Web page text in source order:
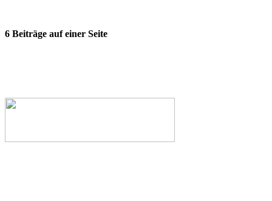
6 Beiträge auf einer Seite